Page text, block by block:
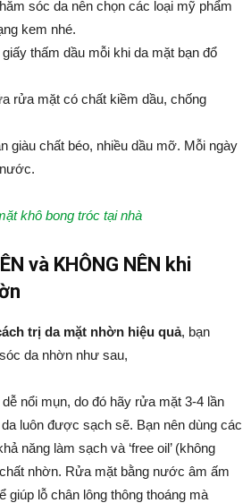
sóc da nên chọn các loại mỹ phẩm
kem nhé.
thấm dầu mỗi khi da mặt bạn đổ
rửa mặt có chất kiềm dầu, chống
giàu chất béo, nhiều dầu mỡ. Mỗi ngày
khô bong tróc tại nhà
và KHÔNG NÊN khi
trị da mặt nhờn hiệu quả, bạn
da nhờn như sau,
nổi mụn, do đó hãy rửa mặt 3-4 lần
luôn được sạch sẽ. Bạn nên dùng các
năng làm sạch và ‘free oil’ (không
nhờn. Rửa mặt bằng nước âm ấm
giúp lỗ chân lông thông thoáng mà